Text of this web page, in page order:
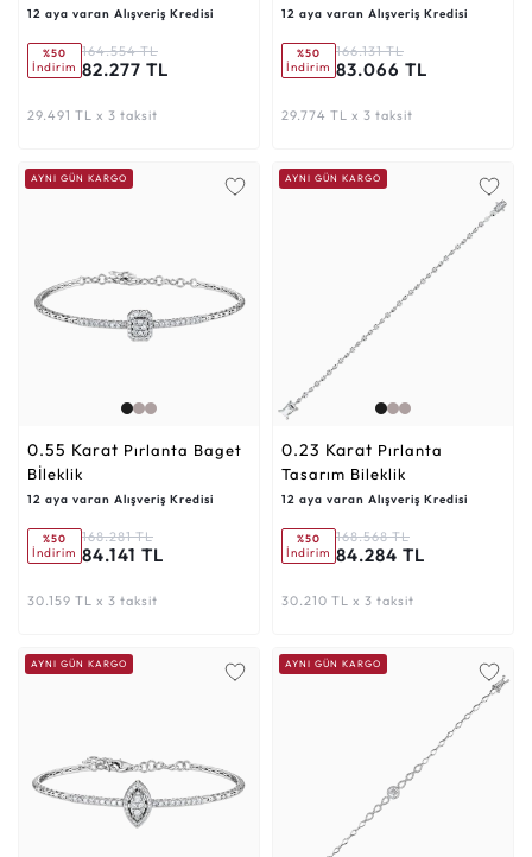
12 aya varan Alışveriş Kredisi
%50
İndirim
164.554 TL
82.277 TL
29.491 TL x 3 taksit
12 aya varan Alışveriş Kredisi
%50
İndirim
166.131 TL
83.066 TL
29.774 TL x 3 taksit
AYNI GÜN KARGO
0.55 Karat
Bİleklik
12 aya varan Alışveriş Kredisi
%50
İndirim
168.281 TL
84.141 TL
30.159 TL x 3 taksit
AYNI GÜN KARGO
0.23 Karat
Tasarım Bileklik
12 aya varan Alışveriş Kredisi
%50
İndirim
168.568 TL
84.284 TL
30.210 TL x 3 taksit
AYNI GÜN KARGO AYNI GÜN KARGO